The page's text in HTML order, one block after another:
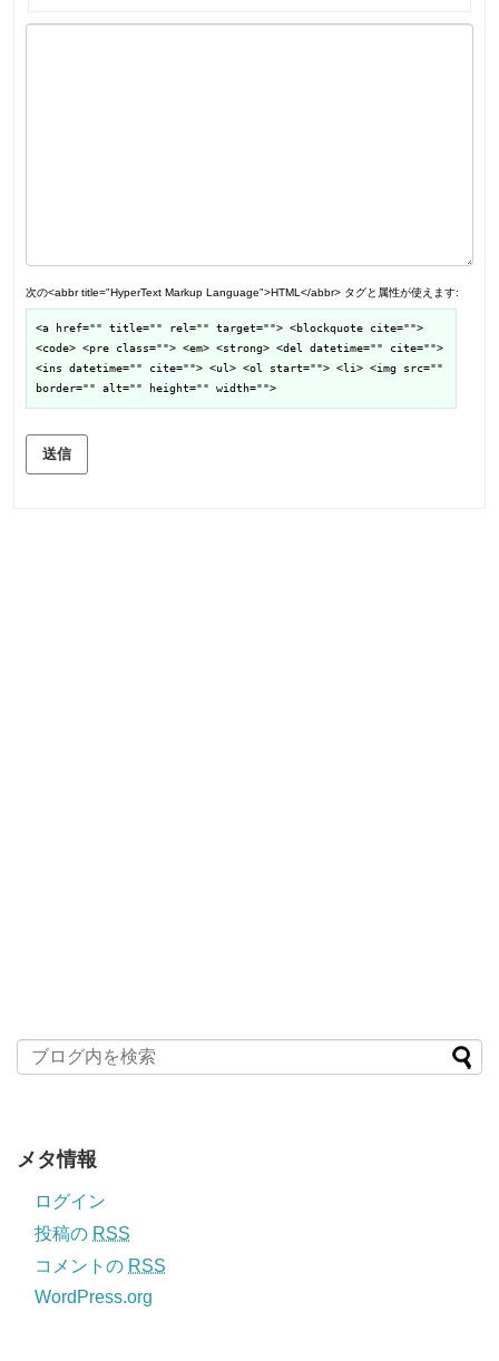
次の<abbr title="HyperText Markup Language">HTML</abbr> タグと属性が使えます:
<a href="" title="" rel="" target=""> <blockquote cite="">
<code> <pre class=""> <em> <strong> <del datetime="" cite="">
<ins datetime="" cite=""> <ul> <ol start=""> <li> <img src=""
border="" alt="" height="" width="">
送信
メタ情報
ログイン
投稿の RSS
コメントの RSS
WordPress.org